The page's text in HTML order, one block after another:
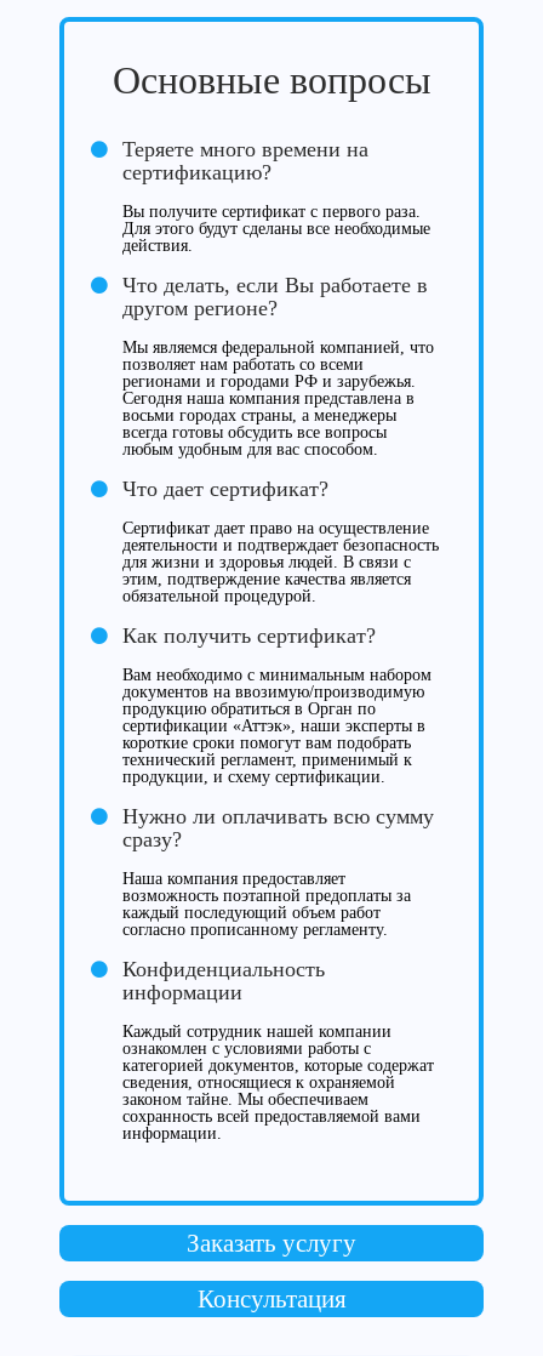
Основные вопросы
Теряете много времени на
сертификацию?
Вы получите сертификат с первого раза.
Для этого будут сделаны все необходимые
действия.
Что делать, если Вы работаете в
другом регионе?
Мы являемся федеральной компанией, что
позволяет нам работать со всеми
регионами и городами РФ и зарубежья.
Сегодня наша компания представлена в
восьми городах страны, а менеджеры
всегда готовы обсудить все вопросы
любым удобным для вас способом.
Что дает сертификат?
Сертификат дает право на осуществление
деятельности и подтверждает безопасность
для жизни и здоровья людей. В связи с
этим, подтверждение качества является
обязательной процедурой.
Как получить сертификат?
Вам необходимо с минимальным набором
документов на ввозимую/производимую
продукцию обратиться в Орган по
сертификации «Аттэк», наши эксперты в
короткие сроки помогут вам подобрать
технический регламент, применимый к
продукции, и схему сертификации.
Нужно ли оплачивать всю сумму
сразу?
Наша компания предоставляет
возможность поэтапной предоплаты за
каждый последующий объем работ
согласно прописанному регламенту.
Конфиденциальность
информации
Каждый сотрудник нашей компании
ознакомлен с условиями работы с
категорией документов, которые содержат
сведения, относящиеся к охраняемой
законом тайне. Мы обеспечиваем
сохранность всей предоставляемой вами
информации.
Заказать услугу
Консультация